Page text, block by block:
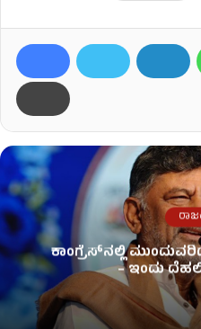
ಕಾಂಗ್ರೆಸ್​ನಲ್ಲಿ
– ಇಂದು